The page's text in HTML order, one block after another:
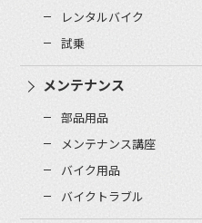
レンタルバイク
試乗
メンテナンス
部品用品
メンテナンス講座
バイク用品
バイクトラブル